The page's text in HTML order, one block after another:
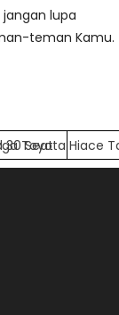
lupa
teman Kamu.
30 Seat
Toyota Hiace